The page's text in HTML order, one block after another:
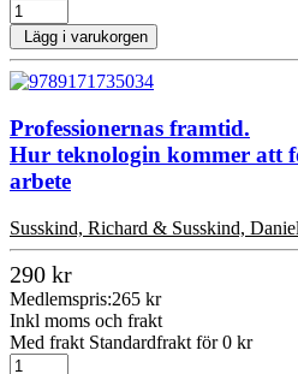
Lägg i varukorgen
Professionernas framtid.
Hur teknologin kommer att
arbete
Susskind, Richard & Susskind, Daniel
290 kr
Medlemspris:265 kr
Inkl moms och frakt
Med frakt Standardfrakt för 0 kr